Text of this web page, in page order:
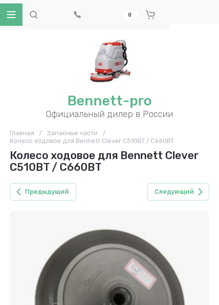
0
Bennett-pro
Официальный дилер в России
Главная / Запасные части
/
Колесо ходовое для Bennett Clever C510BT / C660BT
Колесо ходовое для Bennett Clever
C510BT / C660BT
Предыдущий Следующий